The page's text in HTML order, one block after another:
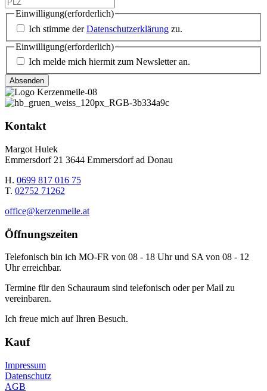
Einwilligung(erforderlich)
Ich stimme derDatenschutzerklärung zu.
Einwilligung(erforderlich)
Ich melde mich hiermit zum Newsletter an.
Kontakt
Margot Hulek
Emmersdorf 21 3644 Emmersdorf ad Donau
H. 0699 817 016 75
T. 02752 71262
office@kerzenmeile.at
Öffnungszeiten
Telefonisch bin ich MO-FR von 08 - 18 Uhr und SA von 08 - 12
Uhr erreichbar.
Termine für den Schauraum sind telefonisch oder per Mail zu
vereinbaren.
Ich freue mich auf Ihren Besuch.
Kauf
Impressum
Datenschutz
AGB